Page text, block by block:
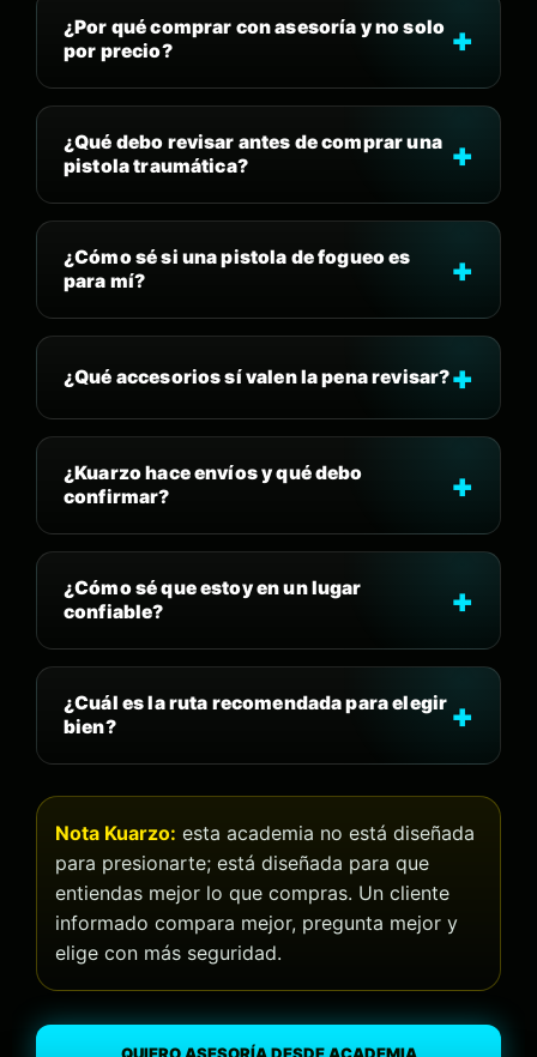
¿Por qué comprar con asesoría y no solo
por precio?
¿Qué debo revisar antes de comprar una
pistola traumática?
¿Cómo sé si una pistola de fogueo es
para mí?
¿Qué accesorios sí valen la pena revisar?
¿Kuarzo hace envíos y qué debo
confirmar?
¿Cómo sé que estoy en un lugar
confiable?
¿Cuál es la ruta recomendada para elegir
bien?
Nota Kuarzo: esta academia no está diseñada
para presionarte; está diseñada para que
entiendas mejor lo que compras. Un cliente
informado compara mejor, pregunta mejor y
elige con más seguridad.
QUIERO ASESORÍA DESDE ACADEMIA